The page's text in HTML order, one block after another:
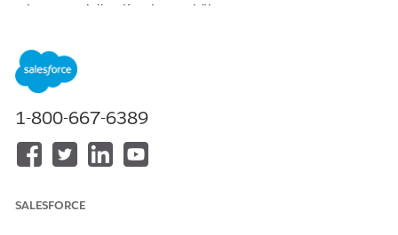
oder potenziellen Kunden enthält.
ERFORDERLICHE EDITIONEN
Verfügbar in: Lightning Experience
Verfügbar in: Editionen
und
Developer mit Education Cloud
mit Nonprofit Cloud
1-800-667-6389
SALESFORCE